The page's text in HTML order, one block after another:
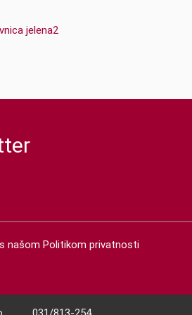
našom Politikom privatnosti